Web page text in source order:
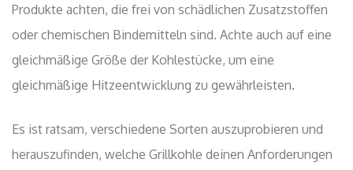
Produkte achten, die frei von schädlichen Zusatzstoffen
oder chemischen Bindemitteln sind. Achte auch auf eine
gleichmäßige Größe der Kohlestücke, um eine
gleichmäßige Hitzeentwicklung zu gewährleisten.
Es ist ratsam, verschiedene Sorten auszuprobieren und
herauszufinden, welche Grillkohle deinen Anforderungen